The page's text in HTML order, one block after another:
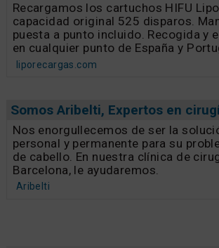
Recargamos los cartuchos HIFU
capacidad original 525 disparos.
puesta a punto incluido. Recogida y
en cualquier punto de España y
liporecargas.com
Somos Aribelti, Expertos en
Nos enorgullecemos de ser la
personal y permanente para su
de cabello. En nuestra clínica de
Barcelona, le ayudaremos.
Aribelti